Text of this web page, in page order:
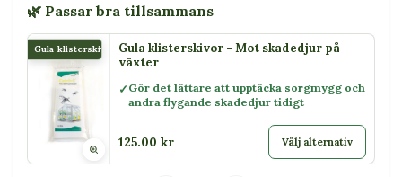
🌿 Passar bra tillsammans
Gula klisterskivor
Gula klisterskivor - Mot skadedjur på
växter
Gör det lättare att upptäcka sorgmygg och
andra flygande skadedjur tidigt
125.00 kr Välj alternativ